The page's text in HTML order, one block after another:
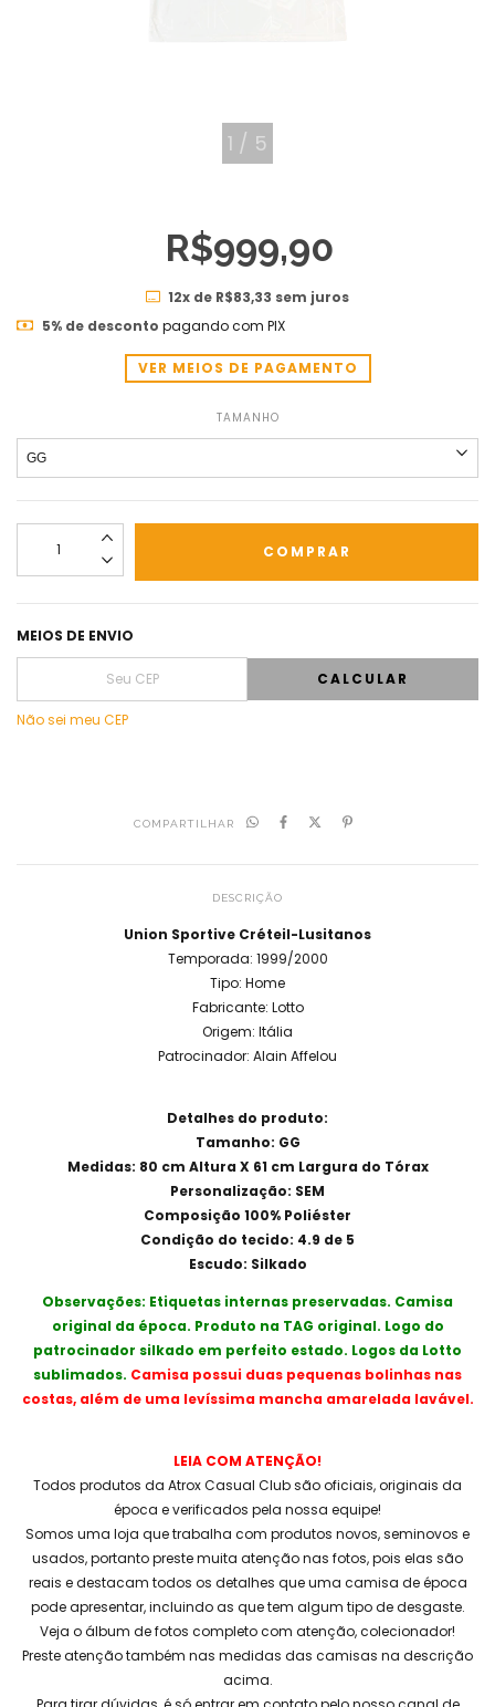
1 / 5
R$999,90
12x de R$83,33 sem juros
5% de desconto pagando com PIX
VER MEIOS DE PAGAMENTO
TAMANHO
MEIOS DE ENVIO
CALCULAR
Não sei meu CEP
COMPARTILHAR
DESCRIÇÃO
Union Sportive Créteil-Lusitanos
Temporada: 1999/2000
Tipo: Home
Fabricante: Lotto
Origem: Itália
Patrocinador: Alain Affelou
Detalhes do produto:
Tamanho: GG
Medidas: 80 cm Altura X 61 cm Largura do Tórax
Personalização: SEM
Composição 100% Poliéster
Condição do tecido: 4.9 de 5
Escudo: Silkado
Observações: Etiquetas internas preservadas. Camisa
original da época. Produto na TAG original. Logo do
patrocinador silkado em perfeito estado. Logos da Lotto
sublimados. Camisa possui duas pequenas bolinhas nas
costas, além de uma levíssima mancha amarelada lavável.
LEIA COM ATENÇÃO!
Todos produtos da Atrox Casual Club são oficiais, originais da
época e verificados pela nossa equipe!
Somos uma loja que trabalha com produtos novos, seminovos e
usados, portanto preste muita atenção nas fotos, pois elas são
reais e destacam todos os detalhes que uma camisa de época
pode apresentar, incluindo as que tem algum tipo de desgaste.
Veja o álbum de fotos completo com atenção, colecionador!
Preste atenção também nas medidas das camisas na descrição
acima.